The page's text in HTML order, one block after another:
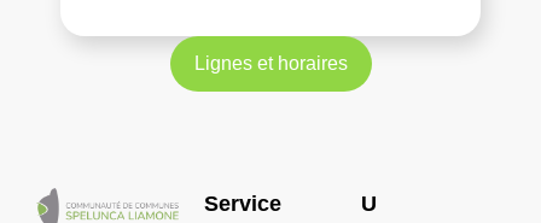
Lignes et horaires
Service
U